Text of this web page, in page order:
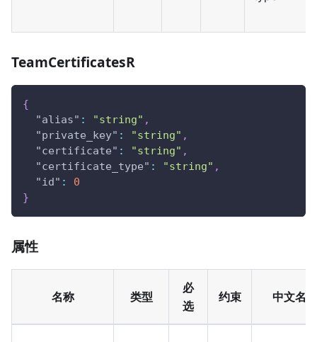
TeamCertificatesR
{
"alias" : "string" ,
"private_key" : "string" ,
"certificate" : "string" ,
"certificate_type" : "string" ,
"id" :
0
}
属性
名称 类型
必
选
约束 中文名